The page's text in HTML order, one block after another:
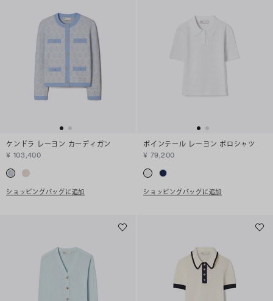
ケンドラ レーヨン カーディガン
¥ 103,400
ショッピングバッグに追加
ポインテール レーヨン ポロシャツ
¥ 79,200
ショッピングバッグに追加